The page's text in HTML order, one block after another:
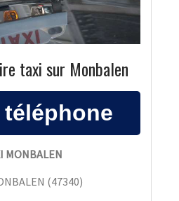
taxi sur Monbalen
MONBALEN
(47340)